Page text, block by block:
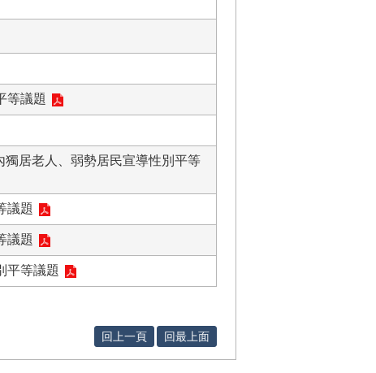
等議題
居老人、弱勢居民宣導性別平等
議題
議題
平等議題
回上一頁 回最上面